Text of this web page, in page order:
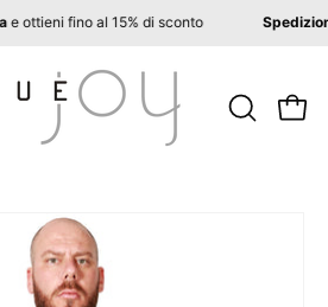
e ottieni fino al 15% di sconto
APRI Apri